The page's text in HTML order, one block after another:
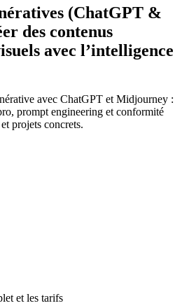
(ChatGPT &
des contenus
avec l’intelligence
avec ChatGPT et Midjourney :
prompt engineering et conformité
projets concrets.
et les tarifs